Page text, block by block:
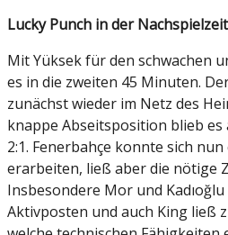
Lucky Punch in der Nachspielzeit
Mit Yüksek für den schwachen
es in die zweiten 45 Minuten.
zunächst wieder im Netz des
knappe Abseitsposition blieb
2:1. Fenerbahçe konnte sich
erarbeiten, ließ aber die nötige
Insbesondere Mor und
Aktivposten und auch King ließ